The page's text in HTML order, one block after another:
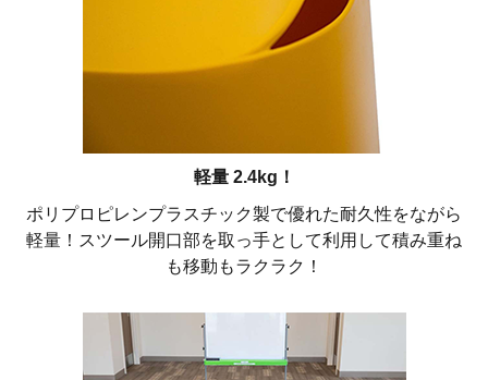
軽量 2.4kg！
ポリプロピレンプラスチック製で優れた耐久性をながら
軽量！スツール開口部を取っ手として利用して積み重ね
も移動もラクラク！